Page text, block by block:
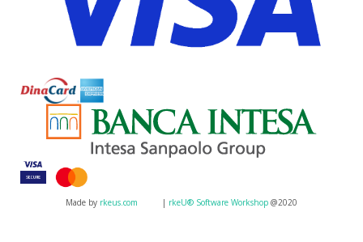
Made by rkeus.com | rkeU® Software Workshop @2020